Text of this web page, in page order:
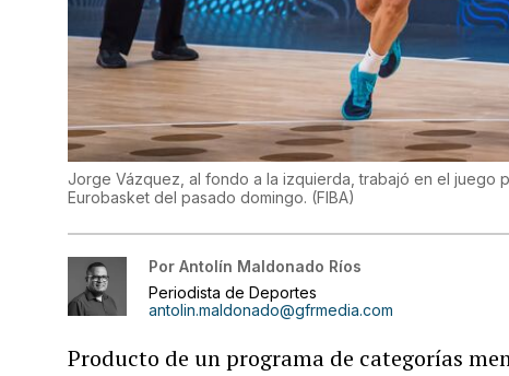
Jorge Vázquez, al fondo a la izquierda, trabajó en el juego
Eurobasket del pasado domingo. (FIBA)
Por Antolín Maldonado Ríos
Periodista de Deportes
antolin.maldonado@gfrmedia.com
Producto de un programa de categorías